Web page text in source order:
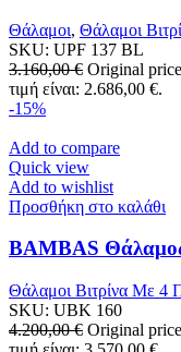
Θάλαμοι, Θάλαμοι
SKU: UPF 137 BL
3.160,00€ Original
τιμή είναι: 2.686,00 €.
-15%
Add to compare
Quick view
Add to wishlist
Προσθήκη στο καλάθι
BAMBAS Θάλαμος
Θάλαμοι Βιτρίνα Με 4
SKU: UBK 160
4.200,00€ Original